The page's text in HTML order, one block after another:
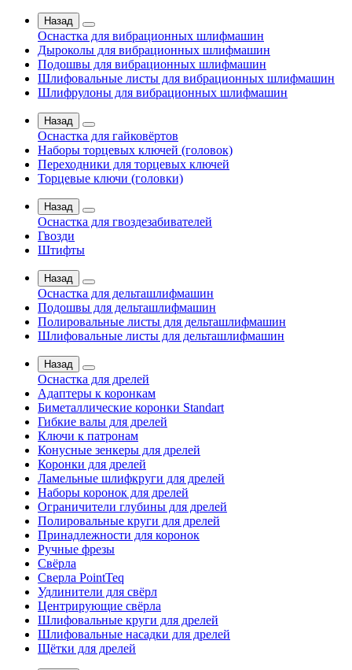
Назад
Оснастка для вибрационных шлифмашин
Дыроколы для вибрационных шлифмашин
Подошвы для вибрационных шлифмашин
Шлифовальные листы для вибрационных шлифмашин
Шлифрулоны для вибрационных шлифмашин
Назад
Оснастка для гайковёртов
Наборы торцевых ключей (головок)
Переходники для торцевых ключей
Торцевые ключи (головки)
Назад
Оснастка для гвоздезабивателей
Гвозди
Штифты
Назад
Оснастка для дельташлифмашин
Подошвы для дельташлифмашин
Полировальные листы для дельташлифмашин
Шлифовальные листы для дельташлифмашин
Назад
Оснастка для дрелей
Адаптеры к коронкам
Биметаллические коронки Standart
Гибкие валы для дрелей
Ключи к патронам
Конусные зенкеры для дрелей
Коронки для дрелей
Ламельные шлифкруги для дрелей
Наборы коронок для дрелей
Ограничители глубины для дрелей
Полировальные круги для дрелей
Принадлежности для коронок
Ручные фрезы
Свёрла
Сверла PointTeq
Удлинители для свёрл
Центрирующие свёрла
Шлифовальные круги для дрелей
Шлифовальные насадки для дрелей
Щётки для дрелей